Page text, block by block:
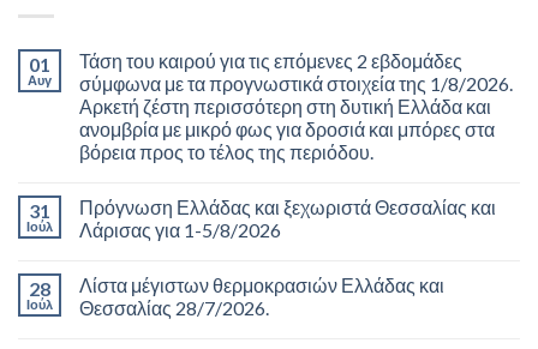
01
Αυγ
Τάση του καιρού για τις επόμενες 2 εβδομάδες
σύμφωνα με τα προγνωστικά στοιχεία της 1/8/2026.
Αρκετή ζέστη περισσότερη στη δυτική Ελλάδα και
ανομβρία με μικρό φως για δροσιά και μπόρες στα
βόρεια προς το τέλος της περιόδου.
31
Ιούλ
Πρόγνωση Ελλάδας και ξεχωριστά Θεσσαλίας και
Λάρισας για 1-5/8/2026
28
Ιούλ
Λίστα μέγιστων θερμοκρασιών Ελλάδας και
Θεσσαλίας 28/7/2026.